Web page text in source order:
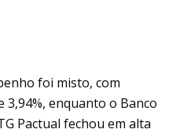
foi misto, com
3,94%, enquanto o Banco
Pactual fechou em alta